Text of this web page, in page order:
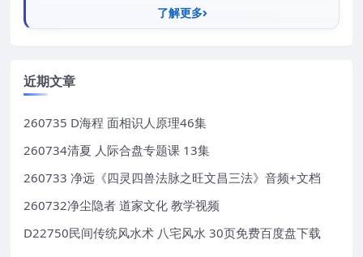
了解更多
近期文章
260735 D海程 面相识人原理46集
260734清夏 人际合盘专题课 13集
260733 净远《四灵四兽法脉之旺文昌三法》音频+文档
260732净尘隐者 道家文化 教学视频
D22750民间传统风水术 八宅风水 30页免费百度盘下载